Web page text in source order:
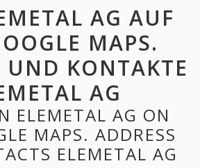
AG AUF
MAPS.
UND KONTAKTE
AG
ELEMETAL AG ON
MAPS. ADDRESS
ELEMETAL AG